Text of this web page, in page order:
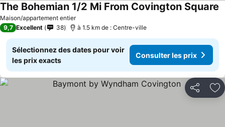
Maison/appartement entier
The Bohemian 1/2 Mi From Covington Square
9,7 Excellent 38 à 1.5 km de : Centre-ville
Sélectionnez des dates pour voir
les prix exacts
Consulter les prix
Partager